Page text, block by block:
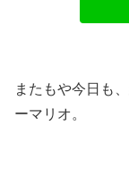
またもや今日も
ーマリオ。